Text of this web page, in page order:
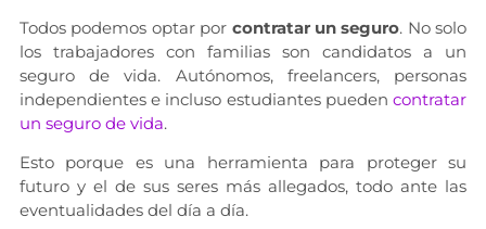
Todos podemos optar por contratar un seguro. No solo
los trabajadores con familias son candidatos a un
seguro de vida. Autónomos, freelancers, personas
independientes e incluso estudiantes puedencontratar
un seguro de vida.
Esto porque es una herramienta para proteger su
futuro y el de sus seres más allegados, todo ante las
eventualidades del día a día.